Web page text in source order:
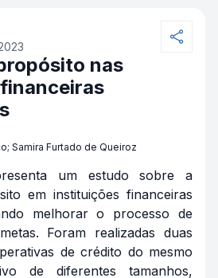
nas
Samira Furtado de Queiroz
um estudo sobre a
em instituições financeiras
melhorar o processo de
Foram realizadas duas
de crédito do mesmo
de diferentes tamanhos,